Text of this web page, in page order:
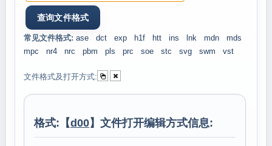
常见文件格式: ase dct exp h1f htt ins lnk mdn
mds
mpc
nr4 nrc pbm pls prc soe stc svg swm vst
文件格式及打开方式:
格式:【d00】文件打开编辑方式信息: